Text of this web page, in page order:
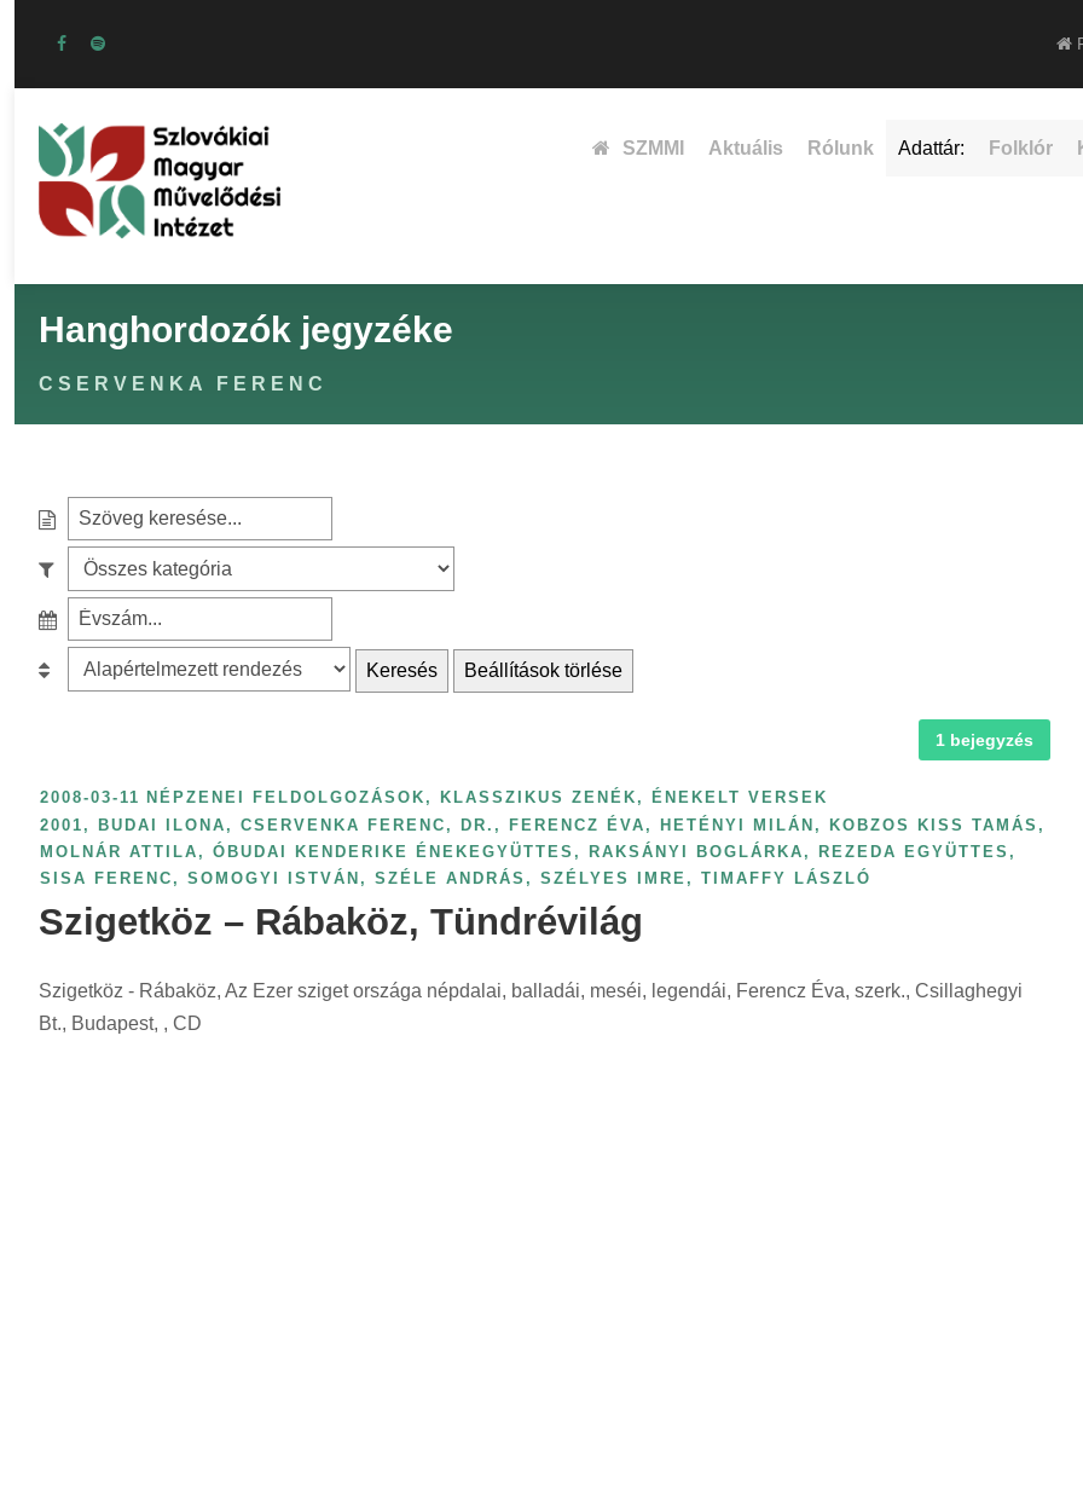
SZMMI Aktuális Rólunk Adattár: Folklór
Hanghordozók jegyzéke
CSERVENKA FERENC
e
c
:
z
é
a
t
e
g
ó
i
a
z
é
v
s
á
s
z
e
r
o
l
á
s
Keresés Beállítások törlése
1 bejegyzés
2008-03-11 NÉPZENEI FELDOLGOZÁSOK, KLASSZIKUS ZENÉK, ÉNEKELT VERSEK
2001 , BUDAI ILONA , CSERVENKA FERENC , DR. , FERENCZ ÉVA , HETÉNYI MILÁN , KOBZOS KISS TAMÁS ,
MOLNÁR ATTILA , ÓBUDAI KENDERIKE ÉNEKEGYÜTTES , RAKSÁNYI BOGLÁRKA , REZEDA EGYÜTTES ,
SISA FERENC , SOMOGYI ISTVÁN , SZÉLE ANDRÁS , SZÉLYES IMRE , TIMAFFY LÁSZLÓ
Szigetköz – Rábaköz, Tündrévilág
Szigetköz - Rábaköz, Az Ezer sziget országa népdalai, balladái, meséi, legendái, Ferencz Éva, szerk., Csillaghegyi
Bt., Budapest, , CD